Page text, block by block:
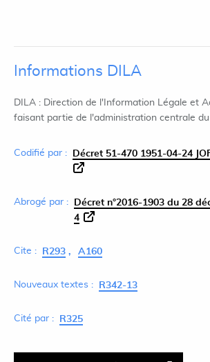
Informations DILA
DILA : Direction de l'Information Légale et
faisant partie de l'administration centrale
Codifié par : Décret 51-470 1951-04-24
Abrogé par :
Décret n°2016-1903 du 28
4
Cite : R293 A160
Nouveaux textes : R342-13
Cité par : R325